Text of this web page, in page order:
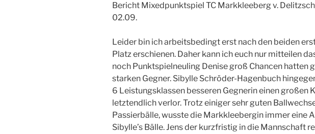
Bericht Mixedpunktspiel TC Markkleeberg v.
02.09.
Leider bin ich arbeitsbedingt erst nach den beiden
Platz erschienen. Daher kann ich euch nur mitteilen
noch Punktspielneuling Denise groß Chancen hatten
starken Gegner. Sibylle Schröder-Hagenbuch
6 Leistungsklassen besseren Gegnerin einen großen
letztendlich verlor. Trotz einiger sehr guten
Passierbälle, wusste die Markkleebergin immer eine
Sibylle’s Bälle. Jens der kurzfristig in die Mannschaft